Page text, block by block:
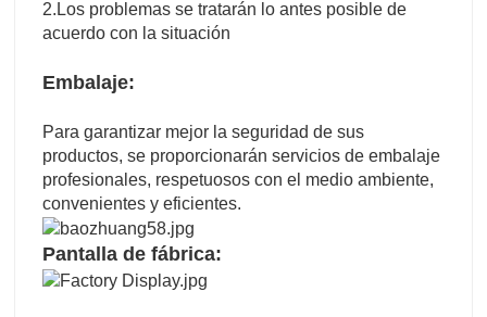
2.Los problemas se tratarán lo antes posible de
acuerdo con la situación
Embalaje:
Para garantizar mejor la seguridad de sus
productos, se proporcionarán servicios de embalaje
profesionales, respetuosos con el medio ambiente,
convenientes y eficientes.
Pantalla de fábrica: